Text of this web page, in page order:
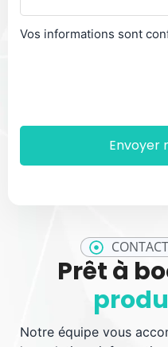
Prêt à
Notre équipe vous
Vos informations sont